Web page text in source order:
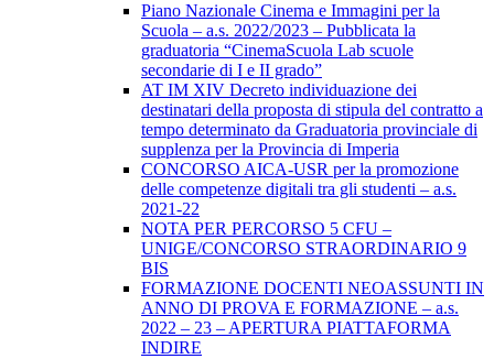
Piano Nazionale Cinema e Immagini per la
Scuola – a.s. 2022/2023 – Pubblicata la
graduatoria “CinemaScuola Lab scuole
secondarie di I e II grado”
AT IM XIV Decreto individuazione dei
destinatari della proposta di stipula del contratto a
tempo determinato da Graduatoria provinciale di
supplenza per la Provincia di Imperia
CONCORSO AICA-USR per la promozione
delle competenze digitali tra gli studenti – a.s.
2021-22
NOTA PER PERCORSO 5 CFU –
UNIGE/CONCORSO STRAORDINARIO 9
BIS
FORMAZIONE DOCENTI NEOASSUNTI IN
ANNO DI PROVA E FORMAZIONE – a.s.
2022 – 23 – APERTURA PIATTAFORMA
INDIRE